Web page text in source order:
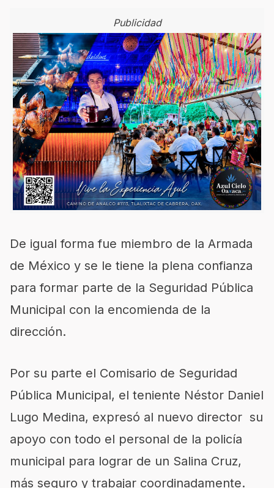
Publicidad
De igual forma fue miembro de la Armada
de México y se le tiene la plena confianza
para formar parte de la Seguridad Pública
Municipal con la encomienda de la
dirección.
Por su parte el Comisario de Seguridad
Pública Municipal, el teniente Néstor Daniel
Lugo Medina, expresó al nuevo director su
apoyo con todo el personal de la policía
municipal para lograr de un Salina Cruz,
más seguro y trabajar coordinadamente.